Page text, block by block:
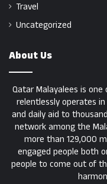
Travel
Uncategorized
About Us
Qatar Malayalees is
relentlessly operates
and daily aid to
network among the
more than 129,000
engaged people both
people to come out of